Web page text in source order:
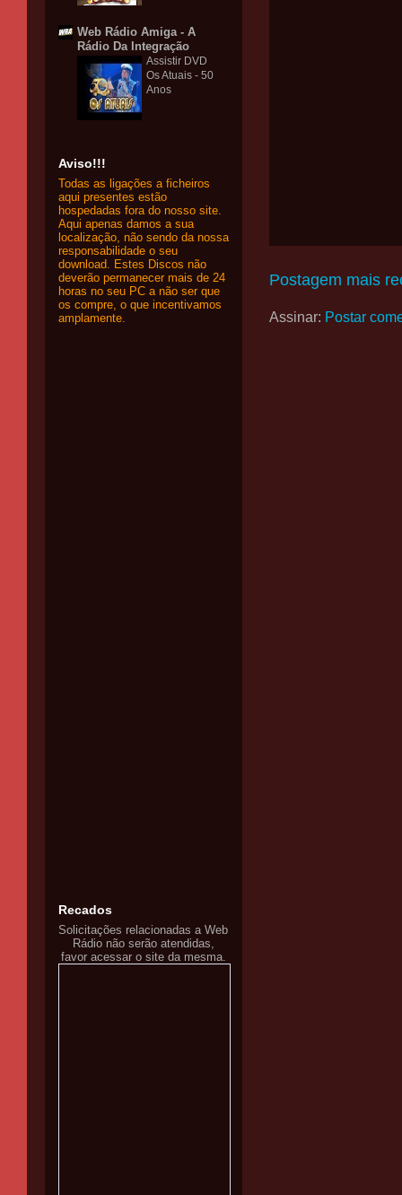
Postagem mais
Assinar: Postar
Web Rádio Amiga - A
Rádio Da Integração
Assistir DVD
Os Atuais - 50
Anos
Aviso!!!
Todas as ligações a ficheiros
aqui presentes estão
hospedadas fora do nosso site.
Aqui apenas damos a sua
localização, não sendo da nossa
responsabilidade o seu
download. Estes Discos não
deverão permanecer mais de 24
horas no seu PC a não ser que
os compre, o que incentivamos
amplamente.
Recados
Solicitações relacionadas a Web
Rádio não serão atendidas,
favor acessar o site da mesma.